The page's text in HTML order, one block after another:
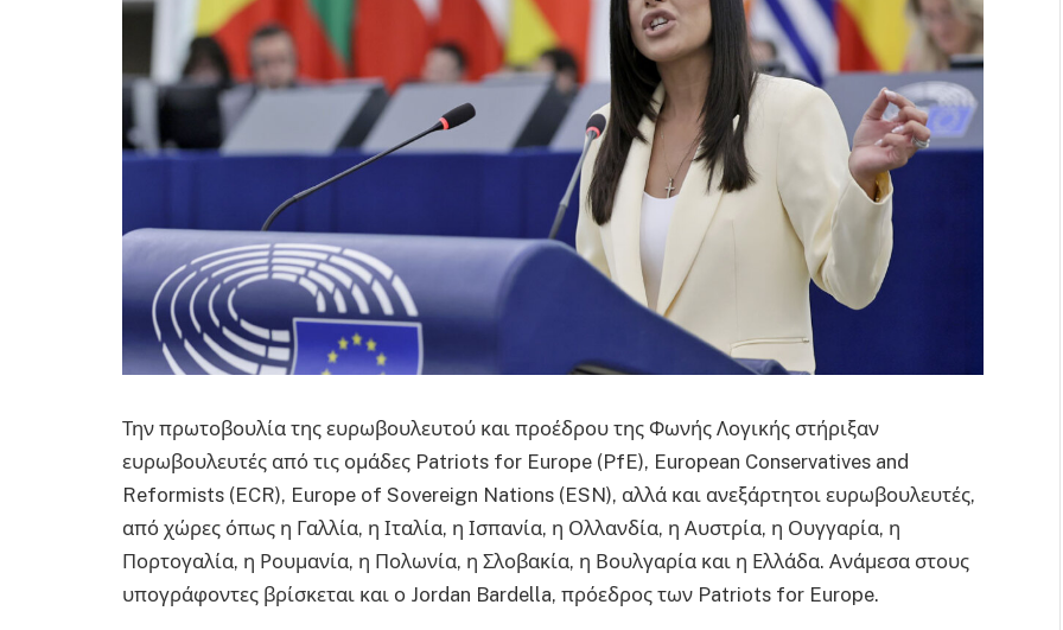
Την πρωτοβουλία της ευρωβουλευτού και προέδρου της Φωνής Λογικής στήριξαν
ευρωβουλευτές από τις ομάδες Patriots for Europe (PfE), European Conservatives and
Reformists (ECR), Europe of Sovereign Nations (ESN), αλλά και ανεξάρτητοι ευρωβουλευτές,
από χώρες όπως η Γαλλία, η Ιταλία, η Ισπανία, η Ολλανδία, η Αυστρία, η Ουγγαρία, η
Πορτογαλία, η Ρουμανία, η Πολωνία, η Σλοβακία, η Βουλγαρία και η Ελλάδα. Ανάμεσα στους
υπογράφοντες βρίσκεται και ο Jordan Bardella, πρόεδρος των Patriots for Europe.